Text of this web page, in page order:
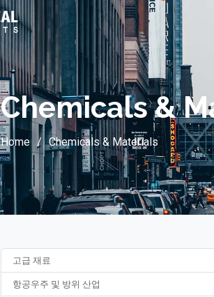
Chemicals &
Home Chemicals & Materials
고급 재료
항공우주 및 방위 산업